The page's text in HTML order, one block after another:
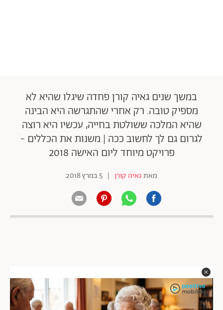
במשך שנים גאיה קורן פחדה שיגלו שהיא לא
מספיק טובה. רק אחרי שהתגרשה היא הבינה
שהיא המלכה ששולטת בחייה, עכשיו היא רוצה
לגרום גם לך לחשוב ככה | משנות את הכללים -
פרויקט מיוחד ליום האישה 2018
מאתגאיה קורן | 5 במרץ 2018